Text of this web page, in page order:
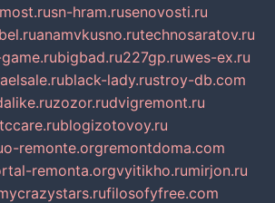
sn-hram.rusenovosti.ru
anamvkusno.rutechnosaratov.ru
bigbad.ru227gp.ruwes-ex.ru
black-lady.rustroy-db.com
zozor.rudvigremont.ru
blogizotovoy.ru
o-remonte.orgremontdoma.com
remonta.orgvyitikho.rumirjon.ru
filosofyfree.com